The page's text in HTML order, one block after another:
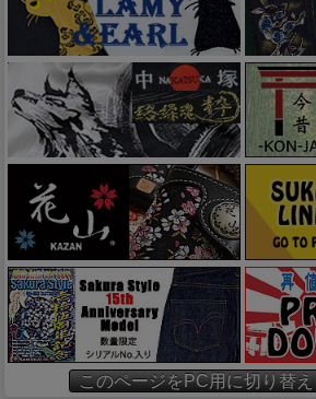
このページをPC用に切り替え